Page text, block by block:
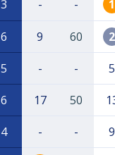
3 - - 1
6 9 60 2
5 - - 5
6 17 50
4 - - 9